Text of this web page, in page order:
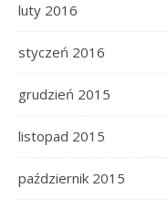
luty 2016
styczeń 2016
grudzień 2015
listopad 2015
październik 2015